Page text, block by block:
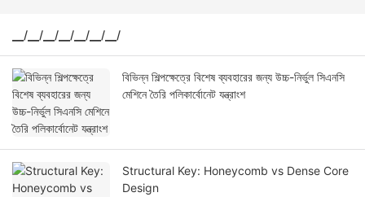
▁/▁/▁/▁/▁/▁/▁/
বিভিন্ন শিল্পক্ষেত্রে বিশেষ ব্যবহারের জন্য উচ্চ-নির্ভুল সিএনসি
মেশিনে তৈরি পলিকার্বোনেট যন্ত্রাংশ
Structural Key: Honeycomb vs Dense Core
Design